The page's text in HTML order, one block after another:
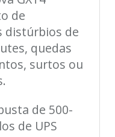
de
distúrbios de
quedas
surtos ou
de 500-
de UPS